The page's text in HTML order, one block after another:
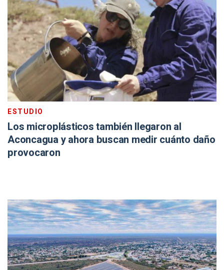
ESTUDIO
Los microplásticos también llegaron al
Aconcagua y ahora buscan medir cuánto daño
provocaron